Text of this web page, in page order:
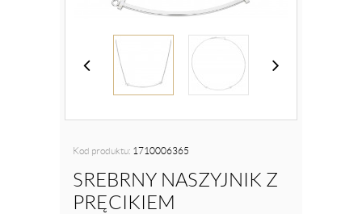
Kod produktu: 1710006365
SREBRNY NASZYJNIK Z
PRĘCIKIEM